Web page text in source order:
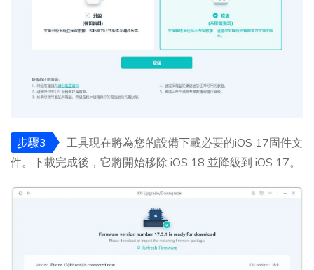
步驟3
工具現在將為您的設備下載必要的iOS 17固件文
件。下載完成後，它將開始移除 iOS 18 並降級到 iOS 17。